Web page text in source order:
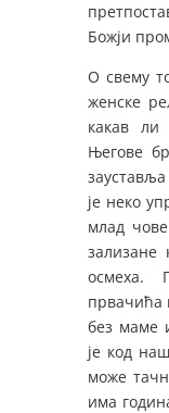
Божји
О свему
женске
какав
Његове
је неко
млад
зализане
осмеха.
првачића
без маме
је код
може
има